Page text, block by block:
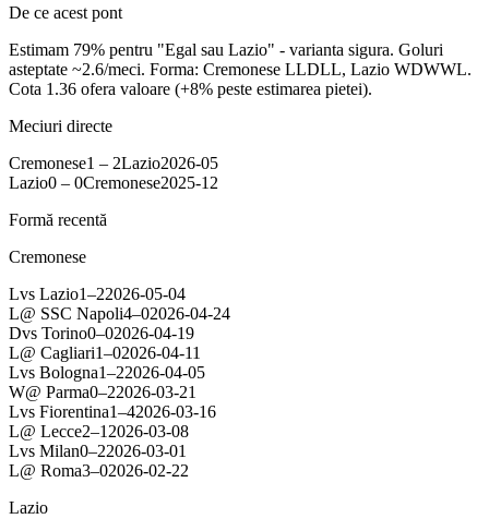
De ce acest pont
Estimam 79% pentru "Egal sau Lazio" - varianta sigura. Goluri
asteptate ~2.6/meci. Forma: Cremonese LLDLL, Lazio WDWWL.
Cota 1.36 ofera valoare (+8% peste estimarea pietei).
Meciuri directe
Cremonese1 – 2Lazio2026-05
Lazio0 – 0Cremonese2025-12
Formă recentă
Cremonese
Lvs Lazio1–22026-05-04
L@ SSC Napoli4–02026-04-24
Dvs Torino0–02026-04-19
L@ Cagliari1–02026-04-11
Lvs Bologna1–22026-04-05
W@ Parma0–22026-03-21
Lvs Fiorentina1–42026-03-16
L@ Lecce2–1 2026-03-08
Lvs Milan0–22026-03-01
L@ Roma3–02026-02-22
Lazio